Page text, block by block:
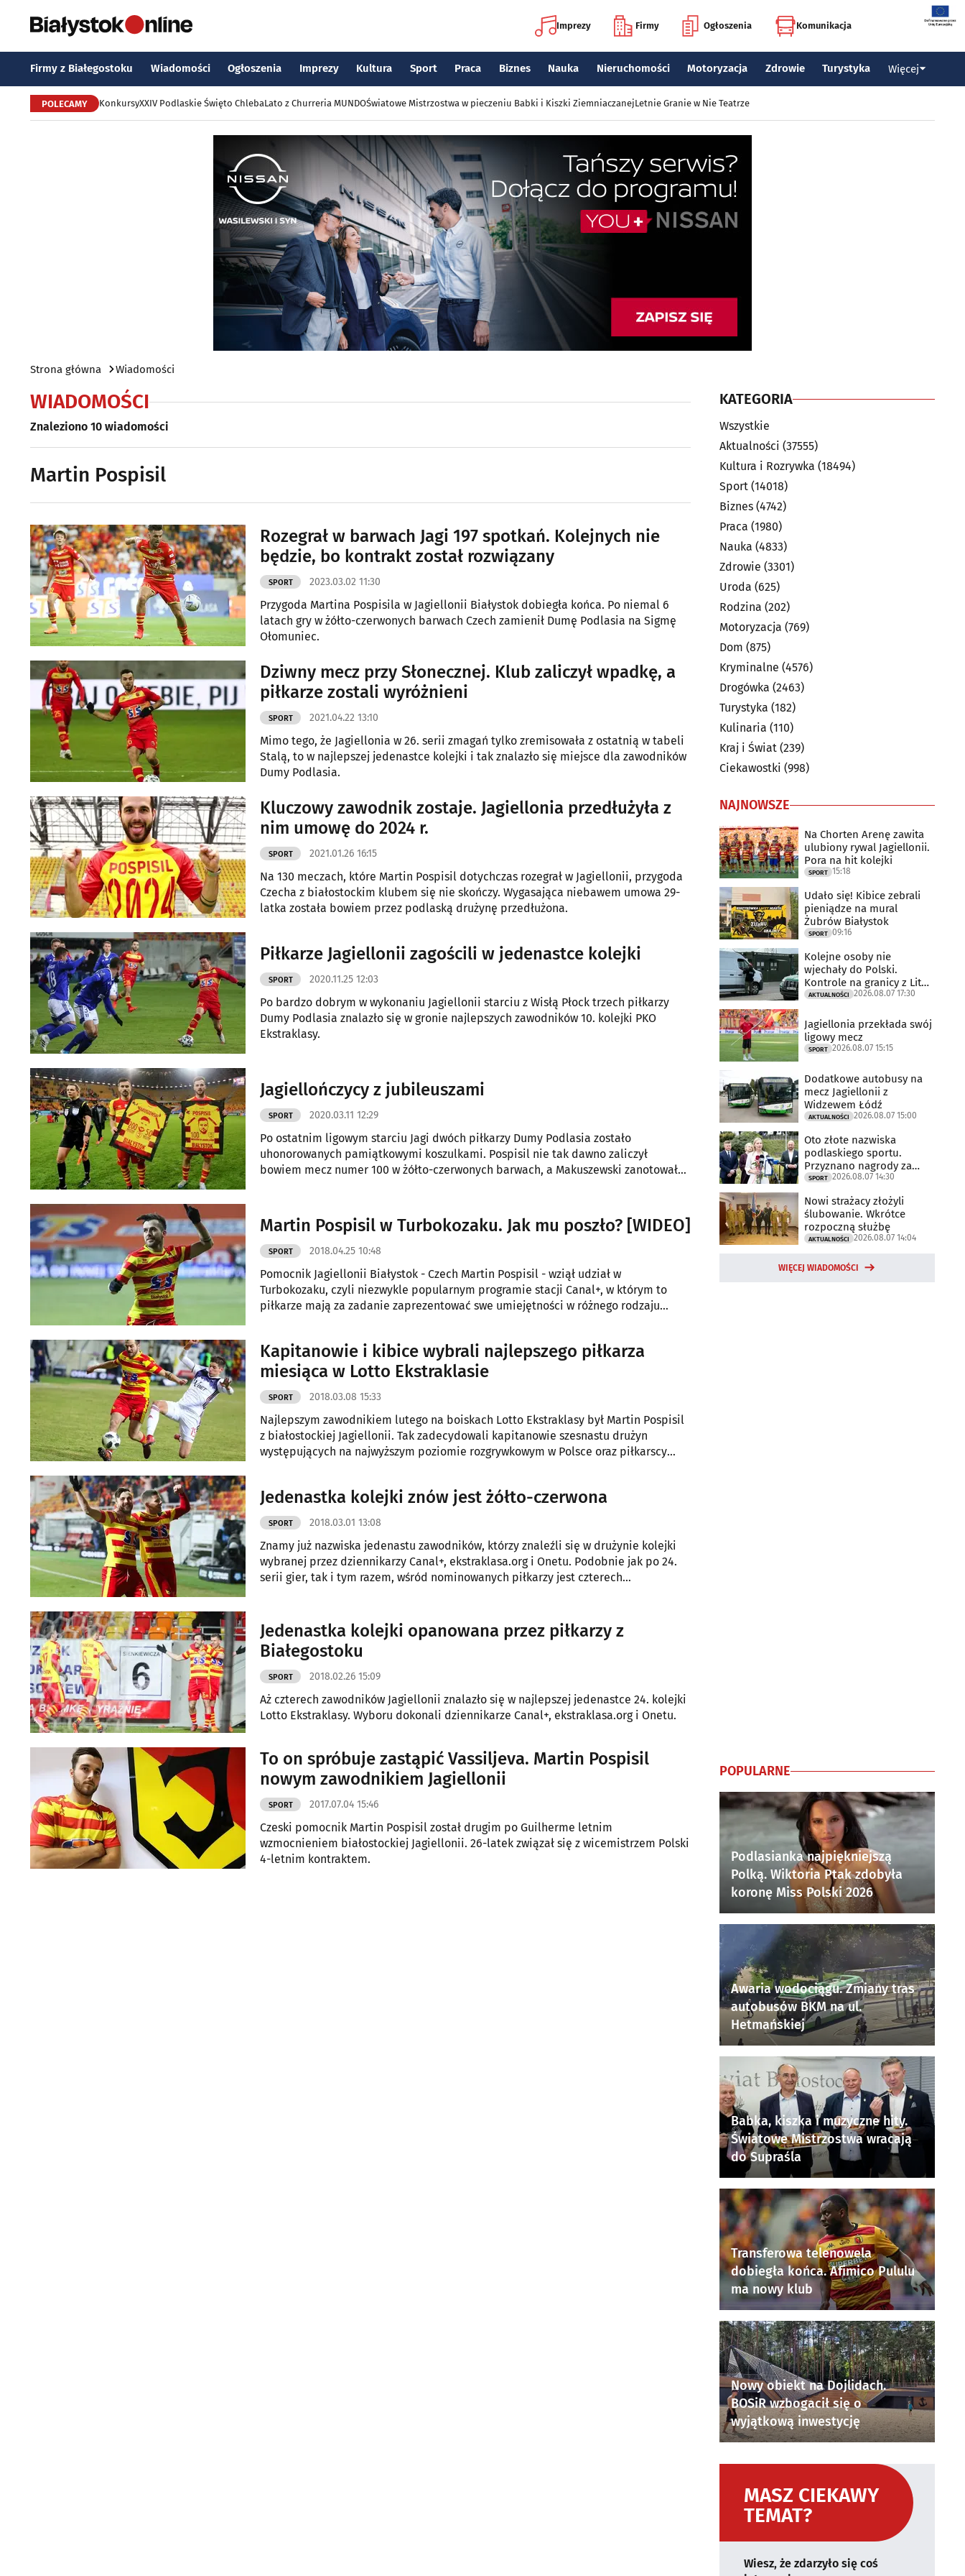
Imprezy Firmy Ogłoszenia Komunikacja
Firmy z Białegostoku Wiadomości Ogłoszenia Imprezy Kultura Sport Praca Biznes Nauka Nieruchomości Motoryzacja Zdrowie Turystyka Więcej
POLECAMY KonkursyXXIV Podlaskie Święto ChlebaLato z Churreria MUNDOŚwiatowe Mistrzostwa w pieczeniu Babki i Kiszki ZiemniaczanejLetnie Granie w Nie Teatrze
Strona główna Wiadomości
WIADOMOŚCI
Znaleziono 10 wiadomości
Martin Pospisil
Rozegrał w barwach Jagi 197 spotkań. Kolejnych nie
będzie, bo kontrakt został rozwiązany
SPORT 2023.03.02 11:30
Przygoda Martina Pospisila w Jagiellonii Białystok dobiegła końca. Po niemal 6
latach gry w żółto-czerwonych barwach Czech zamienił Dumę Podlasia na Sigmę
Ołomuniec.
Dziwny mecz przy Słonecznej. Klub zaliczył wpadkę, a
piłkarze zostali wyróżnieni
SPORT 2021.04.22 13:10
Mimo tego, że Jagiellonia w 26. serii zmagań tylko zremisowała z ostatnią w tabeli
Stalą, to w najlepszej jedenastce kolejki i tak znalazło się miejsce dla zawodników
Dumy Podlasia.
Kluczowy zawodnik zostaje. Jagiellonia przedłużyła z
nim umowę do 2024 r.
SPORT 2021.01.26 16:15
Na 130 meczach, które Martin Pospisil dotychczas rozegrał w Jagiellonii, przygoda
Czecha z białostockim klubem się nie skończy. Wygasająca niebawem umowa 29-
latka została bowiem przez podlaską drużynę przedłużona.
Piłkarze Jagiellonii zagościli w jedenastce kolejki
SPORT 2020.11.25 12:03
Po bardzo dobrym w wykonaniu Jagiellonii starciu z Wisłą Płock trzech piłkarzy
Dumy Podlasia znalazło się w gronie najlepszych zawodników 10. kolejki PKO
Ekstraklasy.
Jagiellończycy z jubileuszami
SPORT 2020.03.11 12:29
Po ostatnim ligowym starciu Jagi dwóch piłkarzy Dumy Podlasia zostało
uhonorowanych pamiątkowymi koszulkami. Pospisil nie tak dawno zaliczył
bowiem mecz numer 100 w żółto-czerwonych barwach, a Makuszewski zanotował
Martin Pospisil w Turbokozaku. Jak mu poszło? [WIDEO]
SPORT 2018.04.25 10:48
Pomocnik Jagiellonii Białystok - Czech Martin Pospisil - wziął udział w
Turbokozaku, czyli niezwykle popularnym programie stacji Canal+, w którym to
piłkarze mają za zadanie zaprezentować swe umiejętności w różnego rodzaju
Kapitanowie i kibice wybrali najlepszego piłkarza
miesiąca w Lotto Ekstraklasie
SPORT 2018.03.08 15:33
Najlepszym zawodnikiem lutego na boiskach Lotto Ekstraklasy był Martin Pospisil
z białostockiej Jagiellonii. Tak zadecydowali kapitanowie szesnastu drużyn
występujących na najwyższym poziomie rozgrywkowym w Polsce oraz piłkarscy
Jedenastka kolejki znów jest żółto-czerwona
SPORT 2018.03.01 13:08
Znamy już nazwiska jedenastu zawodników, którzy znaleźli się w drużynie kolejki
wybranej przez dziennikarzy Canal+, ekstraklasa.org i Onetu. Podobnie jak po 24.
serii gier, tak i tym razem, wśród nominowanych piłkarzy jest czterech
Jedenastka kolejki opanowana przez piłkarzy z
Białegostoku
SPORT 2018.02.26 15:09
Aż czterech zawodników Jagiellonii znalazło się w najlepszej jedenastce 24. kolejki
Lotto Ekstraklasy. Wyboru dokonali dziennikarze Canal+, ekstraklasa.org i Onetu.
To on spróbuje zastąpić Vassiljeva. Martin Pospisil
nowym zawodnikiem Jagiellonii
SPORT 2017.07.04 15:46
Czeski pomocnik Martin Pospisil został drugim po Guilherme letnim
wzmocnieniem białostockiej Jagiellonii. 26-latek związał się z wicemistrzem Polski
4-letnim kontraktem.
KATEGORIA
Wszystkie
Aktualności (37555)
Kultura i Rozrywka (18494)
Sport (14018)
Biznes (4742)
Praca (1980)
Nauka (4833)
Zdrowie (3301)
Uroda (625)
Rodzina (202)
Motoryzacja (769)
Dom (875)
Kryminalne (4576)
Drogówka (2463)
Turystyka (182)
Kulinaria (110)
Kraj i Świat (239)
Ciekawostki (998)
NAJNOWSZE
Na Chorten Arenę zawita
ulubiony rywal Jagiellonii.
Pora na hit kolejki
SPORT 15:18
Udało się! Kibice zebrali
pieniądze na mural
Żubrów Białystok
SPORT 09:16
Kolejne osoby nie
wjechały do Polski.
Kontrole na granicy z Litwą
trwają
AKTUALNOŚCI 2026.08.07 17:30
Jagiellonia przekłada swój
ligowy mecz
SPORT 2026.08.07 15:15
Dodatkowe autobusy na
mecz Jagiellonii z
Widzewem Łódź
AKTUALNOŚCI 2026.08.07 15:00
Oto złote nazwiska
podlaskiego sportu.
Przyznano nagrody za
2025 rok
SPORT 2026.08.07 14:30
Nowi strażacy złożyli
ślubowanie. Wkrótce
rozpoczną służbę
AKTUALNOŚCI 2026.08.07 14:04
WIĘCEJ WIADOMOŚCI
POPULARNE
Podlasianka najpiękniejszą
Polką. Wiktoria Ptak zdobyła
koronę Miss Polski 2026
Awaria wodociągu. Zmiany tras
autobusów BKM na ul.
Hetmańskiej
Babka, kiszka i muzyczne hity.
Światowe Mistrzostwa wracają
do Supraśla
Transferowa telenowela
dobiegła końca. Afimico Pululu
ma nowy klub
Nowy obiekt na Dojlidach.
BOSiR wzbogacił się o
wyjątkową inwestycję
MASZ CIEKAWY
TEMAT?
Wiesz, że zdarzyło się coś